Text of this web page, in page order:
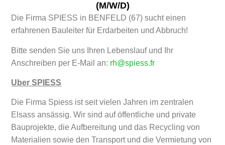
(M/W/D)
Die Firma SPIESS in BENFELD (67) sucht einen
erfahrenen Bauleiter für Erdarbeiten und Abbruch!
Bitte senden Sie uns Ihren Lebenslauf und Ihr
Anschreiben per E-Mail an: rh@spiess.fr
Uber SPIESS
Die Firma Spiess ist seit vielen Jahren im zentralen
Elsass ansässig. Wir sind auf öffentliche und private
Bauprojekte, die Aufbereitung und das Recycling von
Materialien sowie den Transport und die Vermietung von